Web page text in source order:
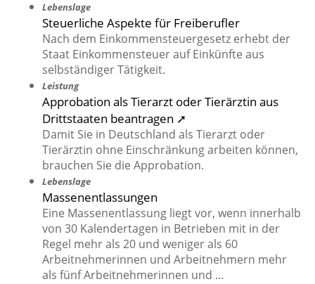
Lebenslage
Steuerliche Aspekte für Freiberufler
Nach dem Einkommensteuergesetz erhebt der
Staat Einkommensteuer auf Einkünfte aus
selbständiger Tätigkeit.
Leistung
Approbation als Tierarzt oder Tierärztin aus
Drittstaaten beantragen ➚
Damit Sie in Deutschland als Tierarzt oder
Tierärztin ohne Einschränkung arbeiten können,
brauchen Sie die Approbation.
Lebenslage
Massenentlassungen
Eine Massenentlassung liegt vor, wenn innerhalb
von 30 Kalendertagen in Betrieben mit in der
Regel mehr als 20 und weniger als 60
Arbeitnehmerinnen und Arbeitnehmern mehr
als fünf Arbeitnehmerinnen und …